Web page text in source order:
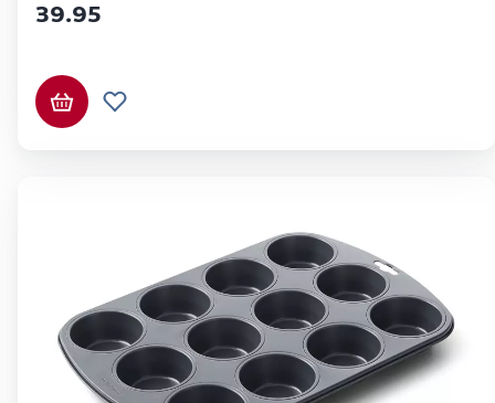
39.95
Ajouter au panier
Ajouter à la liste de souhaits.